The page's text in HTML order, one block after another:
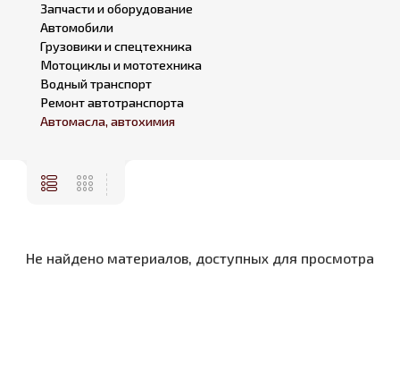
Запчасти и оборудование
Автомобили
Грузовики и спецтехника
Мотоциклы и мототехника
Водный транспорт
Ремонт автотранспорта
Автомасла, автохимия
Не найдено материалов, доступных для просмотра